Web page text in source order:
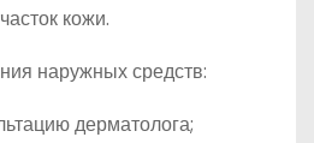
кожи.
наружных средств:
дерматолога;